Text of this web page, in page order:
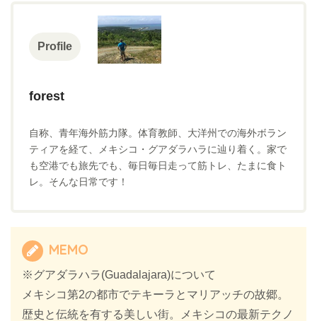
Profile
forest
自称、青年海外筋力隊。体育教師、大洋州での海外ボラン
ティアを経て、メキシコ・グアダラハラに辿り着く。家で
も空港でも旅先でも、毎日毎日走って筋トレ、たまに食ト
レ。そんな日常です！
MEMO
※グアダラハラ(Guadalajara)について
メキシコ第2の都市でテキーラとマリアッチの故郷。
歴史と伝統を有する美しい街。メキシコの最新テクノ